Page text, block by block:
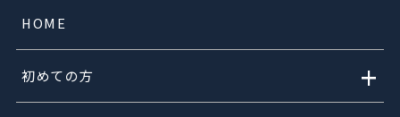
HOME
初めての方 +